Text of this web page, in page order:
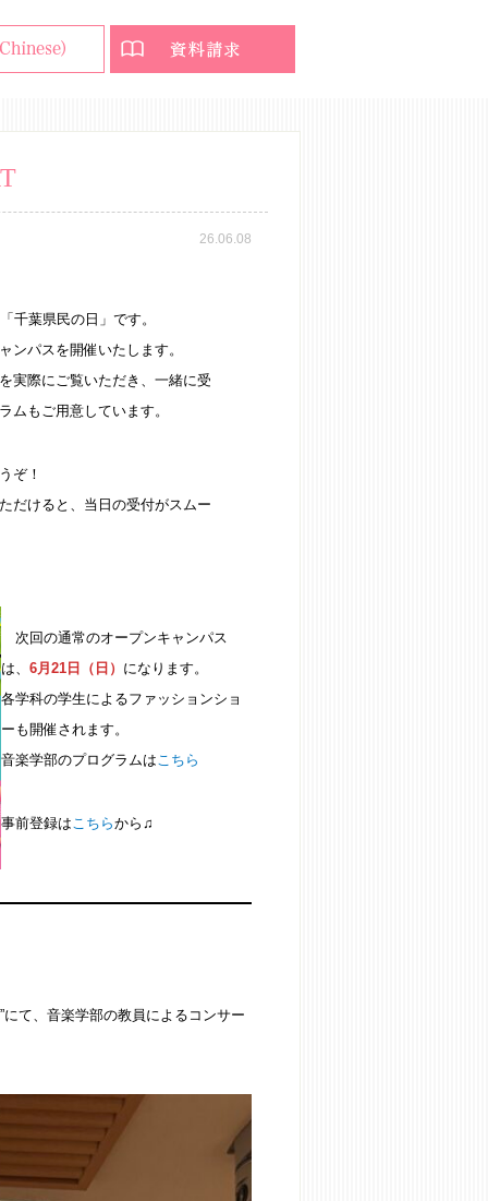
26.06.08
千葉県民の日」です。
ンパスを開催いたします。
実際にご覧いただき、一緒に受
ムもご用意しています。
ぞ！
だけると、当日の受付がスムー
次回の通常のオープンキャンパス
は、 6月21日（日） になります。
各学科の学生によるファッションショ
ーも開催されます。
音楽学部のプログラムは こちら
事前登録は こちらから♫
て、音楽学部の教員によるコンサー